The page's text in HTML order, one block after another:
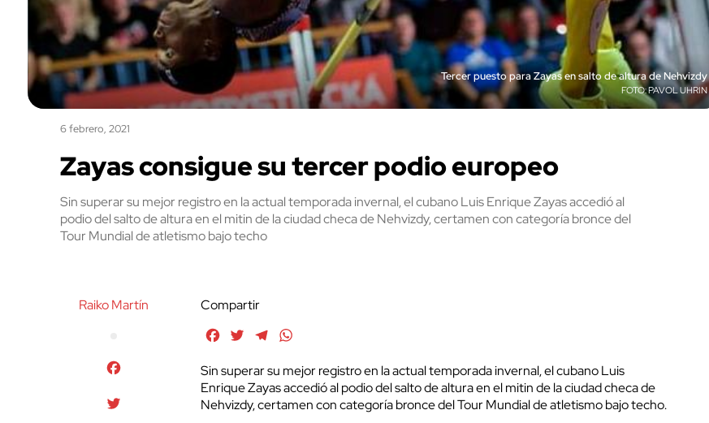
Tercer puesto para Zayas en salto de altura de Nehvizdy
PAVOL UHRIN
6 febrero, 2021
Zayas consigue su tercer podio europeo
Sin superar su mejor registro en la actual temporada invernal, el cubano Luis Enrique Zayas accedió al
podio del salto de altura en el mitin de la ciudad checa de Nehvizdy, certamen con categoría bronce del
Tour Mundial de atletismo bajo techo
Raiko Martín
Compartir
FacebookTwitterTelegram
Sin superar su mejor registro en la actual temporada invernal, el cubano Luis
Enrique Zayas accedió al podio del salto de altura en el mitin de la ciudad checa de
Nehvizdy, certamen con categoría bronce del Tour Mundial de atletismo bajo techo.